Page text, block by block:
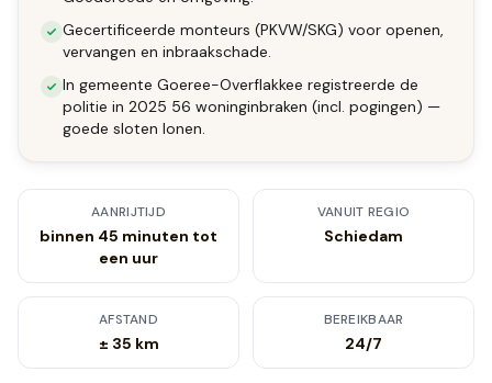
Gecertificeerde monteurs (PKVW/SKG) voor openen,
vervangen en inbraakschade.
In gemeente Goeree-Overflakkee registreerde de
politie in 2025 56 woninginbraken (incl. pogingen) —
goede sloten lonen.
AANRIJTIJD
binnen 45 minuten tot
een uur
VANUIT REGIO
Schiedam
AFSTAND
± 35 km
BEREIKBAAR
24/7